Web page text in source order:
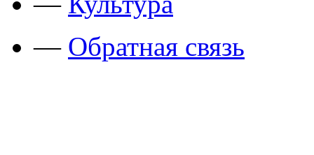
— Обратная связь